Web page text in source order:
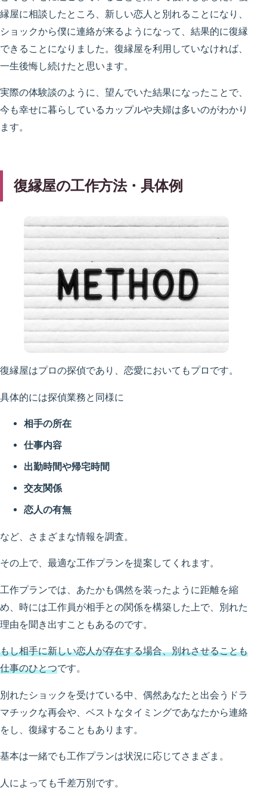
縁屋に相談したところ、新しい恋人と別れることになり、
ショックから僕に連絡が来るようになって、結果的に復縁
できることになりました。復縁屋を利用していなければ、
一生後悔し続けたと思います。
実際の体験談のように、望んでいた結果になったことで、
今も幸せに暮らしているカップルや夫婦は多いのがわかり
ます。
復縁屋の工作方法・具体例
復縁屋はプロの探偵であり、恋愛においてもプロです。
具体的には探偵業務と同様に
相手の所在
仕事内容
出勤時間や帰宅時間
交友関係
恋人の有無
など、さまざまな情報を調査。
その上で、最適な工作プランを提案してくれます。
工作プランでは、あたかも偶然を装ったように距離を縮
め、時には工作員が相手との関係を構築した上で、別れた
理由を聞き出すこともあるのです。
もし相手に新しい恋人が存在する場合、別れさせることも
仕事のひとつです。
別れたショックを受けている中、偶然あなたと出会うドラ
マチックな再会や、ベストなタイミングであなたから連絡
をし、復縁することもあります。
基本は一緒でも工作プランは状況に応じてさまざま。
人によっても千差万別です。